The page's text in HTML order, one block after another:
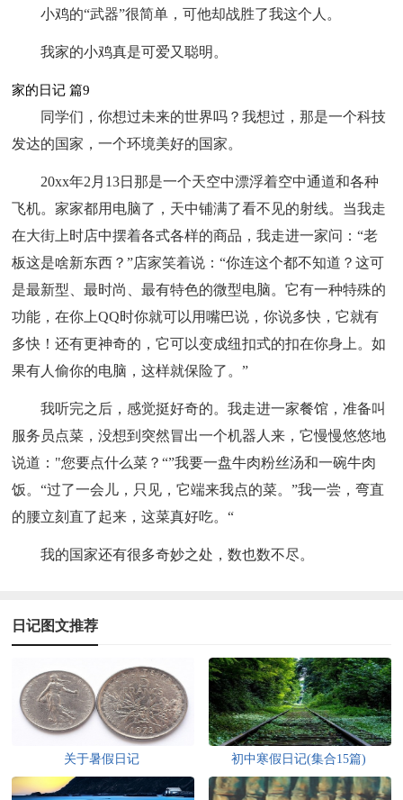
小鸡的“武器”很简单，可他却战胜了我这个人。
我家的小鸡真是可爱又聪明。
家的日记 篇9
同学们，你想过未来的世界吗？我想过，那是一个科技
发达的国家，一个环境美好的国家。
20xx年2月13日那是一个天空中漂浮着空中通道和各种
飞机。家家都用电脑了，天中铺满了看不见的射线。当我走
在大街上时店中摆着各式各样的商品，我走进一家问：“老
板这是啥新东西？”店家笑着说：“你连这个都不知道？这可
是最新型、最时尚、最有特色的微型电脑。它有一种特殊的
功能，在你上QQ时你就可以用嘴巴说，你说多快，它就有
多快！还有更神奇的，它可以变成纽扣式的扣在你身上。如
果有人偷你的电脑，这样就保险了。”
我听完之后，感觉挺好奇的。我走进一家餐馆，准备叫
服务员点菜，没想到突然冒出一个机器人来，它慢慢悠悠地
说道："您要点什么菜？“”我要一盘牛肉粉丝汤和一碗牛肉
饭。“过了一会儿，只见，它端来我点的菜。”我一尝，弯直
的腰立刻直了起来，这菜真好吃。“
我的国家还有很多奇妙之处，数也数不尽。
日记图文推荐
关于暑假日记 初中寒假日记(集合15篇)